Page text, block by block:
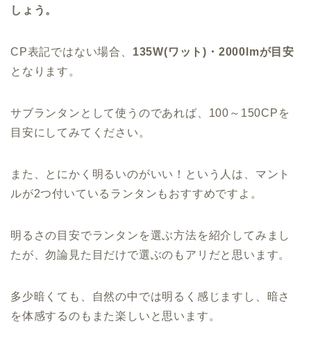
しょう。
CP表記ではない場合、 135W(ワット)・2000lmが目安
となります。
サブランタンとして使うのであれば、100～150CPを
目安にしてみてください。
また、とにかく明るいのがいい！という人は、マント
ルが2つ付いているランタンもおすすめですよ。
明るさの目安でランタンを選ぶ方法を紹介してみまし
たが、勿論見た目だけで選ぶのもアリだと思います。
多少暗くても、自然の中では明るく感じますし、暗さ
を体感するのもまた楽しいと思います。